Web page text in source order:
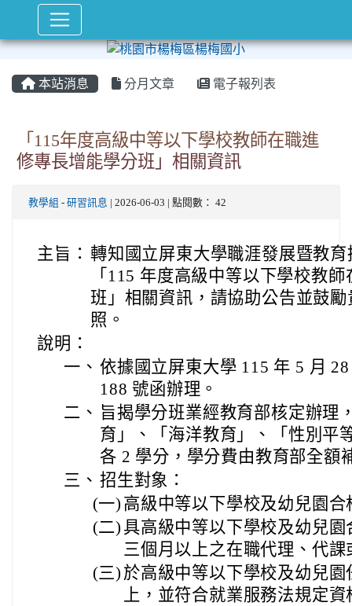
本站消息 分月文章 電子報列表
「115年度高級中等以下學校教師在職進
修專長增能學分班」相關資訊
教學組 - 研習訊息 | 2026-06-03 | 點閱數： 42
主旨： 轉知國立屏東大學職涯發展暨教
「115 年度高級中等以下學校教
班」相關資訊，請協助公告並鼓
照。
說明：
一、 依據國立屏東大學 115 年 5 月
188 號函辦理。
二、 旨揭學分班業經教育部核定辦理
育」、「海洋教育」、「性別平
各 2 學分，學分費由教育部全額
三、 招生對象：
(一) 高級中等以下學校及幼兒園
(二) 具高級中等以下學校及幼兒
三個月以上之在職代理、代課
(三) 於高級中等以下學校及幼兒
上，並符合就業服務法規定